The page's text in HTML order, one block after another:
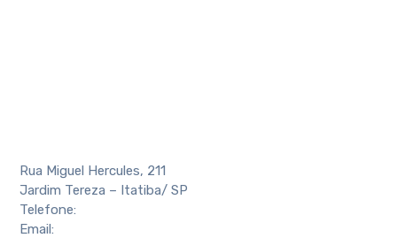
Rua Miguel Hercules, 211
Jardim Tereza – Itatiba/ SP
Telefone:
Email: